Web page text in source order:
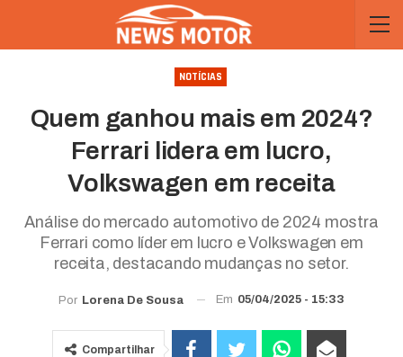
NOTÍCIAS
Quem ganhou mais em 2024?
Ferrari lidera em lucro,
Volkswagen em receita
Análise do mercado automotivo de 2024 mostra
Ferrari como líder em lucro e Volkswagen em
receita, destacando mudanças no setor.
Por Lorena De Sousa Em 05/04/2025 - 15:33
Compartilhar